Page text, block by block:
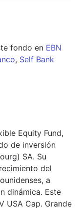
fondo en EBN
, Self Bank
Equity Fund,
de inversión
SA. Su
del
a
dinámica. Este
USA Cap. Grande